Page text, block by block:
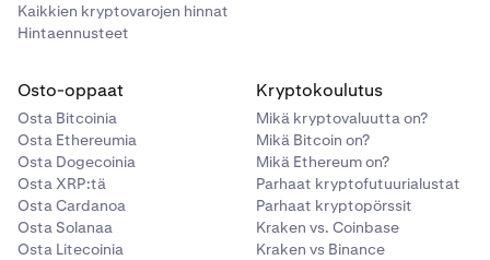
Kaikkien kryptovarojen hinnat
Hintaennusteet
Osto-oppaat
Osta Bitcoinia
Osta Ethereumia
Osta Dogecoinia
Osta XRP:tä
Osta Cardanoa
Osta Solanaa
Osta Litecoinia
Kryptokoulutus
Mikä kryptovaluutta on?
Mikä Bitcoin on?
Mikä Ethereum on?
Parhaat kryptofutuurialustat
Parhaat kryptopörssit
Kraken vs. Coinbase
Kraken vs Binance